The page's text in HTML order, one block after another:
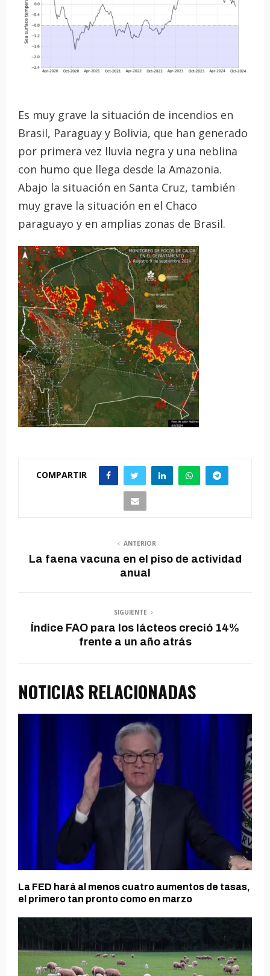
Es muy grave la situación de incendios en
Brasil, Paraguay y Bolivia, que han generado
por primera vez lluvia negra y una neblina
con humo que llega desde la Amazonia.
Abajo la situación en Santa Cruz, también
muy grave la situación en el Chaco
paraguayo y en amplias zonas de Brasil.
COMPARTIR
ANTERIOR
La faena vacuna en el piso de actividad
anual
SIGUIENTE
Índice FAO para los lácteos creció 14%
frente a un año atrás
NOTICIAS RELACIONADAS
La FED hará al menos cuatro aumentos de tasas,
el primero tan pronto como en marzo